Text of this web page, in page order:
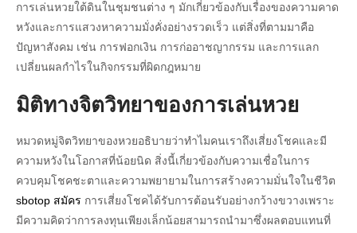
การเล่นหวยใต้ดินในชุมชนต่าง ๆ มักเกี่ยวข้องกับเรื่องของความคาด
หวังและการแสวงหาความมั่งคั่งอย่างรวดเร็ว แต่สิ่งที่ตามมาคือ
ปัญหาสังคม เช่น การฟอกเงิน การก่ออาชญากรรม และการแลก
เปลี่ยนผลกำไรในกิจกรรมที่ผิดกฎหมาย
มิติทางจิตวิทยาของการเล่นหวย
หมวดหมู่จิตวิทยาของหวยอธิบายว่าทำไมคนเราถึงเสี่ยงโชคและมี
ความหวังในโอกาสที่น้อยนิด สิ่งนี้เกี่ยวข้องกับความเชื่อในการ
ควบคุมโชคชะตาและความพยายามในการสร้างความมั่นใจในชีวิต
sbotop สมัคร การเสี่ยงโชคได้รับการต้อนรับอย่างกว้างขวางเพราะ
มีความคิดว่าการลงทุนเพียงเล็กน้อยสามารถนำมาซึ่งผลตอบแทนที่